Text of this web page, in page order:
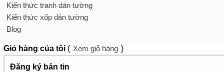
Kiến thức tranh dán tường
Kiến thức xốp dán tường
Blog
Giỏ hàng của tôi ( Xem giỏ hàng )
Đăng ký bản tin